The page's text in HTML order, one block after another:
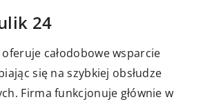
24
całodobowe wsparcie
się na szybkiej obsłudze
Firma funkcjonuje głównie w